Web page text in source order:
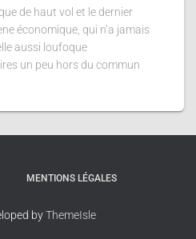
de haut vol et le dernier
économique, qui n’a jamais
aussi loufoque
un peu hors du commun
MENTIONS LÉGALES
byThemeIsle